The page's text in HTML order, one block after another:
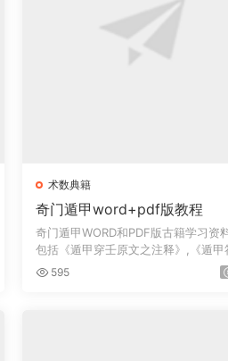
术数典籍
奇门遁甲word+pdf版教程
奇门遁甲WORD和PDF版古籍学习资
包括《遁甲穿壬原文之注释》,《遁甲
应经》三...
595